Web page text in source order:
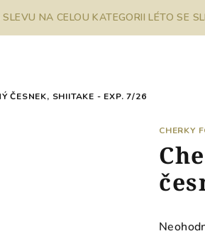
NA CELOU KATEGORII LÉTO SE
ČESNEK, SHIITAKE - EXP. 7/26
CHERKY